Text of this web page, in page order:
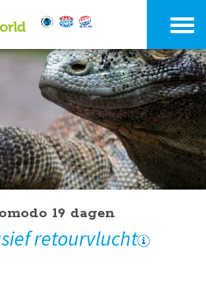
19 dagen
retourvlucht